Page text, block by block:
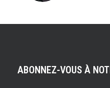
ABONNEZ-VOUS À